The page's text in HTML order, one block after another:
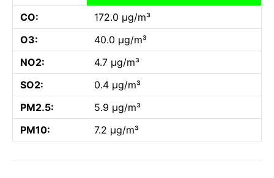
CO:
172.0 µg/m³
O3:
40.0 µg/m³
NO2:
4.7 µg/m³
SO2:
0.4 µg/m³
PM2.5:
5.9 µg/m³
PM10:
7.2 µg/m³